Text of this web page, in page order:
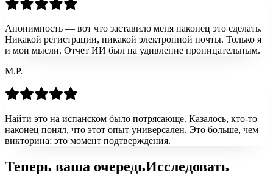
Анонимность — вот что заставило меня наконец это сделать.
Никакой регистрации, никакой электронной почты. Только я
и мои мысли. Отчет ИИ был на удивление проницательным.
М.Р.
Найти это на испанском было потрясающе. Казалось, кто-то
наконец понял, что этот опыт универсален. Это больше, чем
викторина; это момент подтверждения.
Теперь ваша очередьИсследовать